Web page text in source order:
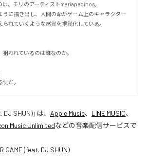
、チリのアーティストmariapepinos。
うに描き出し、人間の命がゲーム上のキャラクター
れていくような感覚を視覚化している。
われているのは誰なのか。
だ。
DJ SHUN)」は、 Apple Music、 LINE MUSIC、
Music Unlimitedなどの音楽配信サービスで
GAME (feat. DJ SHUN)